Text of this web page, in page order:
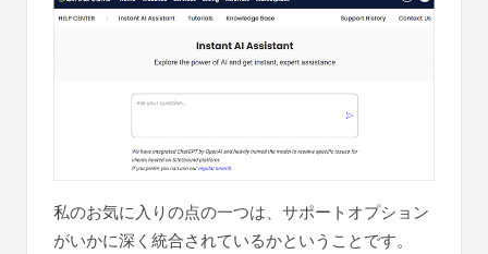
私のお気に入りの点の一つは、サポートオプション
がいかに深く統合されているかということです。